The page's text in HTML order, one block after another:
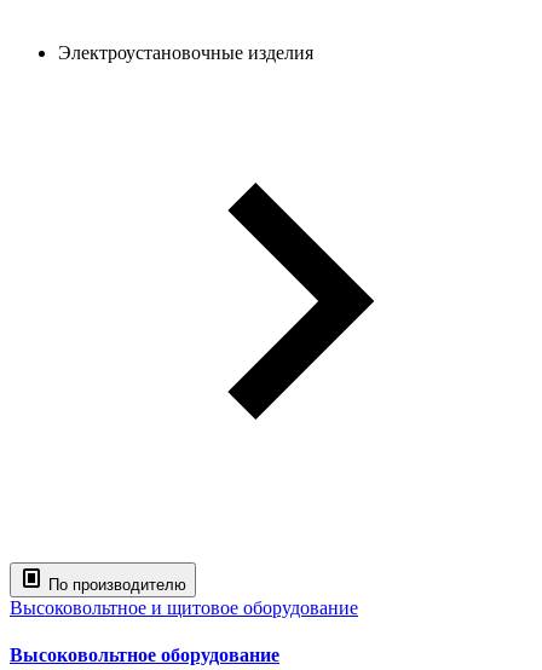
Электроустановочные изделия
По производителю
Высоковольтное и щитовое оборудование
Высоковольтное оборудование